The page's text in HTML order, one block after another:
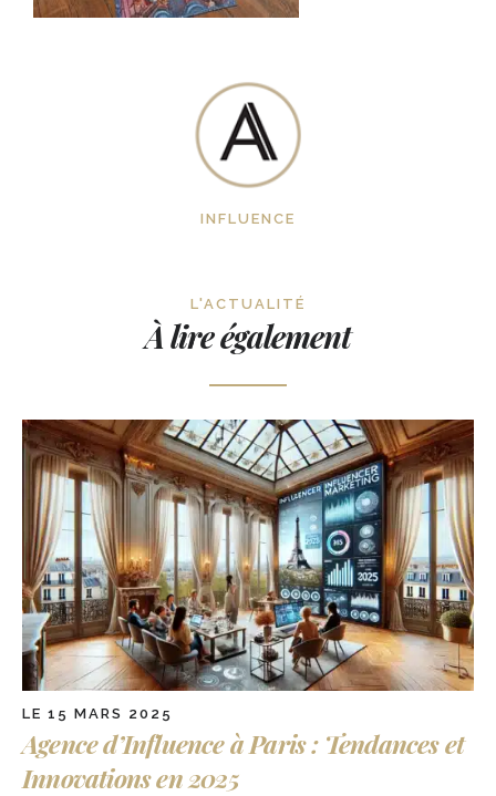
INFLUENCE
L'ACTUALITÉ
À lire également
LE 15 MARS 2025
Agence d’Influence à Paris : Tendances et
Innovations en 2025